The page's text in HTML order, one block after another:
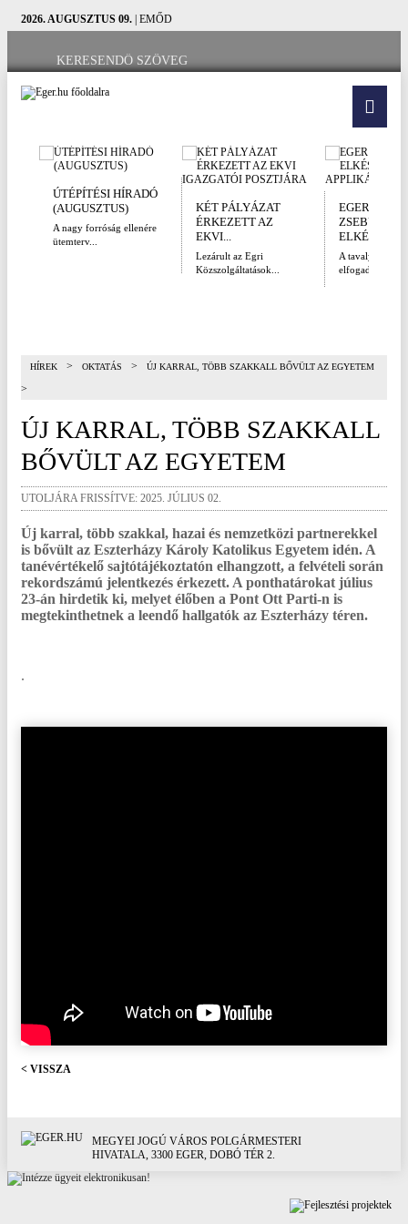
2026. AUGUSZTUS 09. | EMŐD
ÚTÉPÍTÉSI HÍRADÓ
(AUGUSZTUS)
A nagy forróság ellenére
ütemterv...
KÉT PÁLYÁZAT
ÉRKEZETT AZ
EKVI...
Lezárult az Egri
Közszolgáltatások...
EGER A
ELKÉSZÜLT
A tavaly
elfogadott
HÍREK > OKTATÁS > ÚJ KARRAL, TÖBB SZAKKALL BŐVÜLT AZ EGYETEM
>
ÚJ KARRAL, TÖBB SZAKKALL
BŐVÜLT AZ EGYETEM
UTOLJÁRA FRISSÍTVE: 2025. JÚLIUS 02.
Új karral, több szakkal, hazai és nemzetközi partnerekkel
is bővült az Eszterházy Károly Katolikus Egyetem idén. A
tanévértékelő sajtótájékoztatón elhangzott, a felvételi során
rekordszámú jelentkezés érkezett. A ponthatárokat július
23-án hirdetik ki, melyet élőben a Pont Ott Parti-n is
megtekinthetnek a leendő hallgatók az Eszterházy téren.
.
< VISSZA
MEGYEI JOGÚ VÁROS POLGÁRMESTERI
HIVATALA, 3300 EGER, DOBÓ TÉR 2.